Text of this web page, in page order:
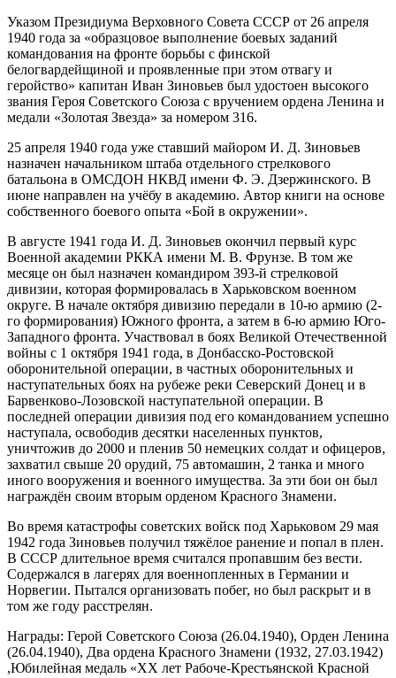
Указом Президиума Верховного Совета СССР от 26 апреля
1940 года за «образцовое выполнение боевых заданий
командования на фронте борьбы с финской
белогвардейщиной и проявленные при этом отвагу и
геройство» капитан Иван Зиновьев был удостоен высокого
звания Героя Советского Союза с вручением ордена Ленина и
медали «Золотая Звезда» за номером 316.
25 апреля 1940 года уже ставший майором И. Д. Зиновьев
назначен начальником штаба отдельного стрелкового
батальона в ОМСДОН НКВД имени Ф. Э. Дзержинского. В
июне направлен на учёбу в академию. Автор книги на основе
собственного боевого опыта «Бой в окружении».
В августе 1941 года И. Д. Зиновьев окончил первый курс
Военной академии РККА имени М. В. Фрунзе. В том же
месяце он был назначен командиром 393-й стрелковой
дивизии, которая формировалась в Харьковском военном
округе. В начале октября дивизию передали в 10-ю армию (2-
го формирования) Южного фронта, а затем в 6-ю армию Юго-
Западного фронта. Участвовал в боях Великой Отечественной
войны с 1 октября 1941 года, в Донбасско-Ростовской
оборонительной операции, в частных оборонительных и
наступательных боях на рубеже реки Северский Донец и в
Барвенково-Лозовской наступательной операции. В
последней операции дивизия под его командованием успешно
наступала, освободив десятки населенных пунктов,
уничтожив до 2000 и пленив 50 немецких солдат и офицеров,
захватил свыше 20 орудий, 75 автомашин, 2 танка и много
иного вооружения и военного имущества. За эти бои он был
награждён своим вторым орденом Красного Знамени.
Во время катастрофы советских войск под Харьковом 29 мая
1942 года Зиновьев получил тяжёлое ранение и попал в плен.
В СССР длительное время считался пропавшим без вести.
Содержался в лагерях для военнопленных в Германии и
Норвегии. Пытался организовать побег, но был раскрыт и в
том же году расстрелян.
Награды: Герой Советского Союза (26.04.1940), Орден Ленина
(26.04.1940), Два ордена Красного Знамени (1932, 27.03.1942)
,Юбилейная медаль «XX лет Рабоче-Крестьянской Красной